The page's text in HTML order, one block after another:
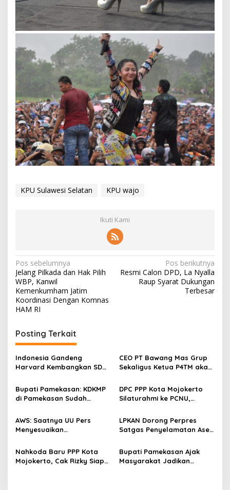
KPU Sulawesi Selatan KPU wajo
Ikuti Kami
N
a
v
i
a
s
i
o
Pos sebelumnya
Jelang Pilkada dan Hak Pilih
WBP, Kanwil
Kemenkumham Jatim
Koordinasi Dengan Komnas
HAM RI
Pos berikutnya
Resmi Calon DPD, La Nyalla
Raup Syarat Dukungan
Terbesar
Posting Terkait
Indonesia Gandeng
Harvard Kembangkan SDM
Dunia
CEO PT Bawang Mas Grup
Sekaligus Ketua P4TM akan
Tembakau di Madura
Bupati Pamekasan: KDKMP
di Pamekasan Sudah
Selesai Akhir Juli 2026
DPC PPP Kota Mojokerto
Silaturahmi ke PCNU,
Masyarakat
AWS: Saatnya UU Pers
Menyesuaikan
Digital dan AI
LPKAN Dorong Perpres
Satgas Penyelamatan Aset
Pemberantasan Korupsi
Nahkoda Baru PPP Kota
Mojokerto, Cak Rizky Siap
Bupati Pamekasan Ajak
Masyarakat Jadikan